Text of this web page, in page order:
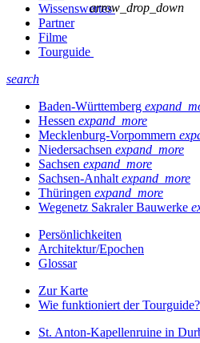
Wissenswertes
Partner
Filme
Tourguide
arrow_drop_down
search
Baden-Württemberg
Hessen expand_more
Mecklenburg-Vorpommern
Niedersachsen expand_more
Sachsen expand_more
Sachsen-Anhalt expand_more
Thüringen expand_more
Wegenetz Sakraler Bauwerke
Persönlichkeiten
Architektur/Epochen
Glossar
Zur Karte
Wie funktioniert der Tourguide?
St. Anton-Kapellenruine in